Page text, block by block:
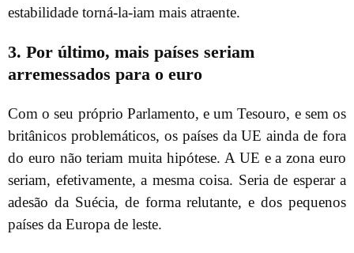
estabilidade torná-la-iam mais atraente.
3. Por último, mais países seriam
arremessados para o euro
Com o seu próprio Parlamento, e um Tesouro, e sem os
britânicos problemáticos, os países da UE ainda de fora
do euro não teriam muita hipótese. A UE e a zona euro
seriam, efetivamente, a mesma coisa. Seria de esperar a
adesão da Suécia, de forma relutante, e dos pequenos
países da Europa de leste.